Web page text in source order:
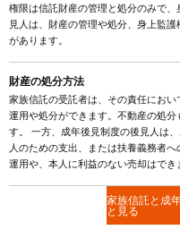
権限は信託財産の管理と処分のみで
見人は、財産の管理や処分、身上監
があります。
財産の処分方法
家族信託の受託者は、その責任にお
運用や処分ができます。不動産の処
す。 一方、成年後見制度の後見人は
人のための支出、または扶養義務者
運用や、本人に利益のない売却はでき
家族信託と成
と見る